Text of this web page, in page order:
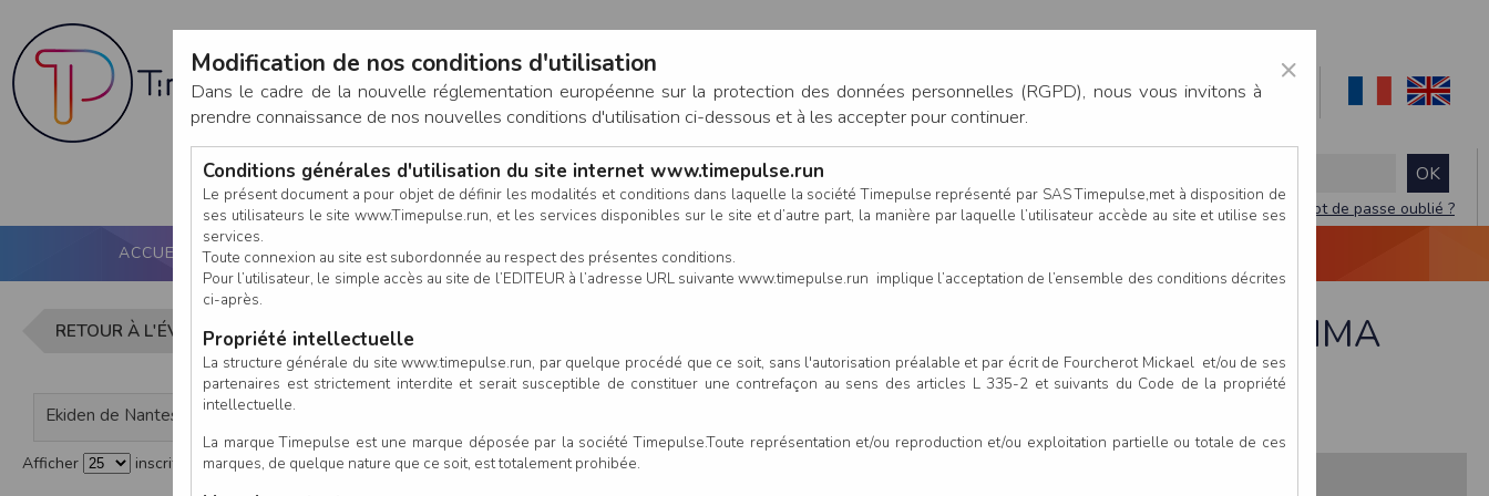
CONNEXION
Mot de passe oublié ?
ACCUEIL PUCE ACTIVE NOS SERVICES CALENDRIER RÉSULTATS
RETOUR À L'ÉVÈNEMENT Liste des inscrits - Ekiden de Nantes - Étudiants / Licenciés NMA
Ekiden de Nantes - Étudiants / Licenciés NMA
Afficher
inscrits par page
×
Modification de nos conditions d'utilisation
Dans le cadre de la nouvelle réglementation européenne sur la protection des données personnelles (RGPD), nous vous invitons à
prendre connaissance de nos nouvelles conditions d'utilisation ci-dessous et à les accepter pour continuer.
Conditions générales d'utilisation du site internet www.timepulse.run
Le présent document a pour objet de définir les modalités et conditions dans laquelle la société Timepulse représenté par SAS Timepulse,met à disposition de
ses utilisateurs le site www.Timepulse.run, et les services disponibles sur le site et d’autre part, la manière par laquelle l’utilisateur accède au site et utilise ses
services.
Toute connexion au site est subordonnée au respect des présentes conditions.
Pour l’utilisateur, le simple accès au site de l’EDITEUR à l’adresse URL suivante www.timepulse.run implique l’acceptation de l’ensemble des conditions décrites
ci-après.
Propriété intellectuelle
La structure générale du site www.timepulse.run, par quelque procédé que ce soit, sans l'autorisation préalable et par écrit de Fourcherot Mickael et/ou de ses
partenaires est strictement interdite et serait susceptible de constituer une contrefaçon au sens des articles L 335-2 et suivants du Code de la propriété
intellectuelle.
La marque Timepulse est une marque déposée par la société Timepulse.Toute représentation et/ou reproduction et/ou exploitation partielle ou totale de ces
marques, de quelque nature que ce soit, est totalement prohibée.